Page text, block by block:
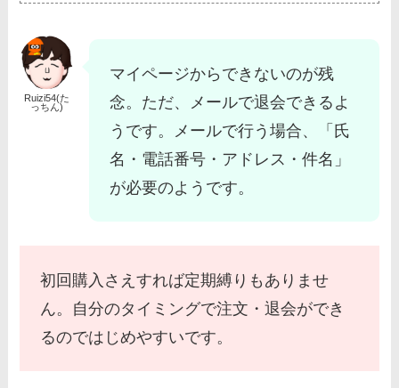
Ruizi54(た
っちん)
マイページからできないのが残
念。ただ、メールで退会できるよ
うです。メールで行う場合、「氏
名・電話番号・アドレス・件名」
が必要のようです。
初回購入さえすれば定期縛りもありませ
ん。自分のタイミングで注文・退会ができ
るのではじめやすいです。